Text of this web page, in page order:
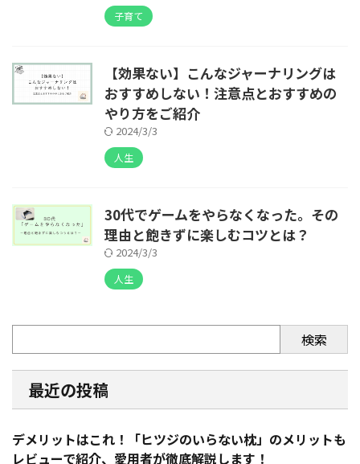
子育て
【効果ない】こんなジャーナリングは
おすすめしない！注意点とおすすめの
やり方をご紹介
2024/3/3
人生
30代でゲームをやらなくなった。その
理由と飽きずに楽しむコツとは？
2024/3/3
人生
検索
最近の投稿
デメリットはこれ！「ヒツジのいらない枕」のメリットも
レビューで紹介、愛用者が徹底解説します！